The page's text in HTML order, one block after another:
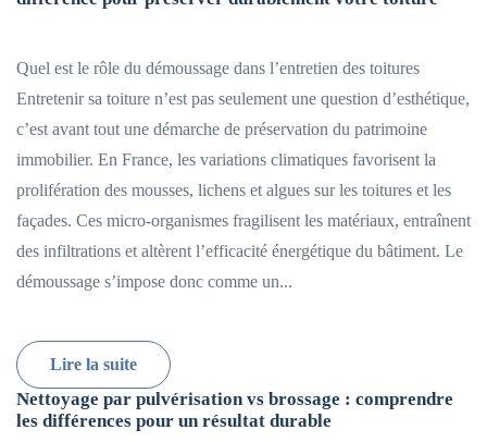
Quel est le rôle du démoussage dans l’entretien des toitures
Entretenir sa toiture n’est pas seulement une question d’esthétique,
c’est avant tout une démarche de préservation du patrimoine
immobilier. En France, les variations climatiques favorisent la
prolifération des mousses, lichens et algues sur les toitures et les
façades. Ces micro-organismes fragilisent les matériaux, entraînent
des infiltrations et altèrent l’efficacité énergétique du bâtiment. Le
démoussage s’impose donc comme un...
Lire la suite
Nettoyage par pulvérisation vs brossage : comprendre
les différences pour un résultat durable